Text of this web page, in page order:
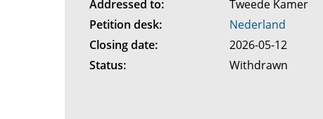
Addressed to:
Tweede Kamer
Petition desk:
Nederland
Closing date:
2026-05-12
Status:
Withdrawn